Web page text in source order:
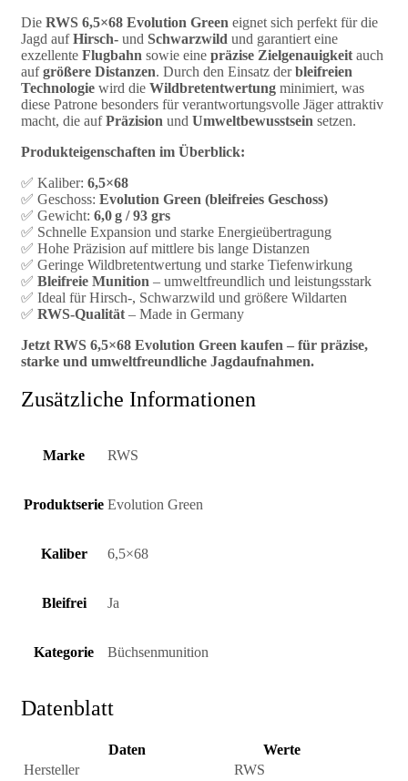
Die RWS 6,5×68 Evolution Green eignet sich perfekt für die
Jagd aufHirsch- und Schwarzwild und garantiert eine
exzellente Flugbahn sowie eine präzise Zielgenauigkeit auch
aufgrößere Distanzen. Durch den Einsatz derbleifreien
Technologie wird die Wildbretentwertung minimiert, was
diese Patrone besonders für verantwortungsvolle Jäger attraktiv
macht, die aufPräzision und Umweltbewusstsein setzen.
Produkteigenschaften im Überblick:
✅ Kaliber: 6,5×68
✅ Geschoss: Evolution Green (bleifreies Geschoss)
✅ Gewicht: 6,0 g / 93 grs
✅ Schnelle Expansion und starke Energieübertragung
✅ Hohe Präzision auf mittlere bis lange Distanzen
✅ Geringe Wildbretentwertung und starke Tiefenwirkung
✅ Bleifreie Munition – umweltfreundlich und leistungsstark
✅ Ideal für Hirsch-, Schwarzwild und größere Wildarten
✅ RWS-Qualität – Made in Germany
Jetzt RWS 6,5×68 Evolution Green kaufen – für präzise,
starke und umweltfreundliche Jagdaufnahmen.
Zusätzliche Informationen
Marke RWS
Produktserie Evolution Green
Kaliber 6,5×68
Bleifrei Ja
Kategorie Büchsenmunition
Datenblatt
Daten
Werte
Hersteller
RWS